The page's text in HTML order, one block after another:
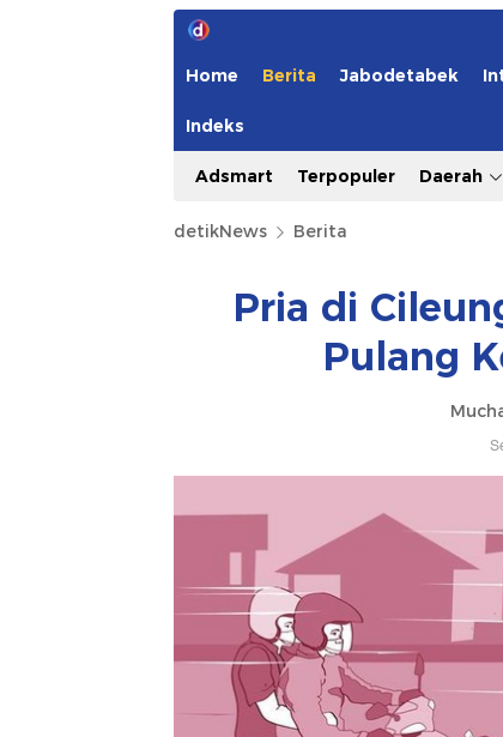
Home Berita Jabodetabek
Indeks
Adsmart Terpopuler Daerah
detikNews Berita
Pria di
Pulang